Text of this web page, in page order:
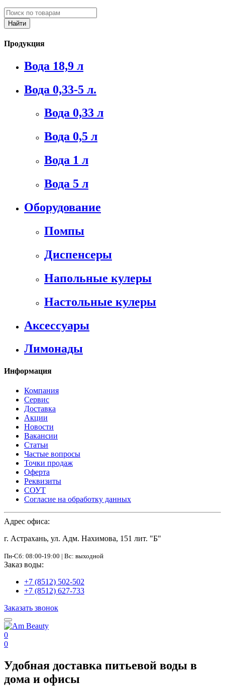
Продукция
Вода 18,9 л
Вода 0,33-5 л.
Вода 0,33 л
Вода 0,5 л
Вода 1 л
Вода 5 л
Оборудование
Помпы
Диспенсеры
Напольные кулеры
Настольные кулеры
Аксессуары
Лимонады
Информация
Компания
Сервис
Доставка
Акции
Новости
Вакансии
Статьи
Частые вопросы
Точки продаж
Оферта
Реквизиты
СОУТ
Согласие на обработку данных
Адрес офиса:
г. Астрахань, ул. Адм. Нахимова, 151 лит. "Б"
Пн-Сб: 08:00-19:00 | Вс: выходной
Заказ воды:
+7 (8512) 502-502
+7 (8512) 627-733
Заказать звонок
0
0
Удобная доставка питьевой воды в
дома и офисы